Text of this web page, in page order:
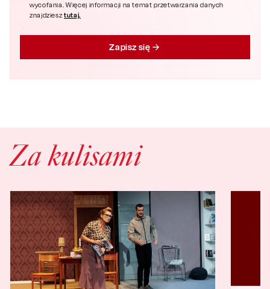
wycofania. Więcej informacji na temat przetwarzania danych
znajdziesztutaj.
Zapisz się
Za kulisami